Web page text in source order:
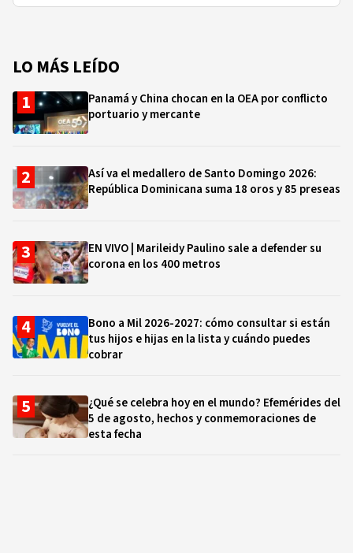
LO MÁS LEÍDO
Panamá y China chocan en la OEA por conflicto
portuario y mercante
Así va el medallero de Santo Domingo 2026:
República Dominicana suma 18 oros y 85 preseas
EN VIVO | Marileidy Paulino sale a defender su
corona en los 400 metros
Bono a Mil 2026-2027: cómo consultar si están
tus hijos e hijas en la lista y cuándo puedes
cobrar
¿Qué se celebra hoy en el mundo? Efemérides del
5 de agosto, hechos y conmemoraciones de
esta fecha